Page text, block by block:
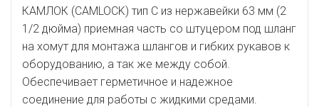
КАМЛОК (CAMLOCK) тип C из нержавейки 63 мм (2
1/2 дюйма) приемная часть со штуцером под шланг
на хомут для монтажа шлангов и гибких рукавов к
оборудованию, а так же между собой.
Обеспечивает герметичное и надежное
соединение для работы с жидкими средами.